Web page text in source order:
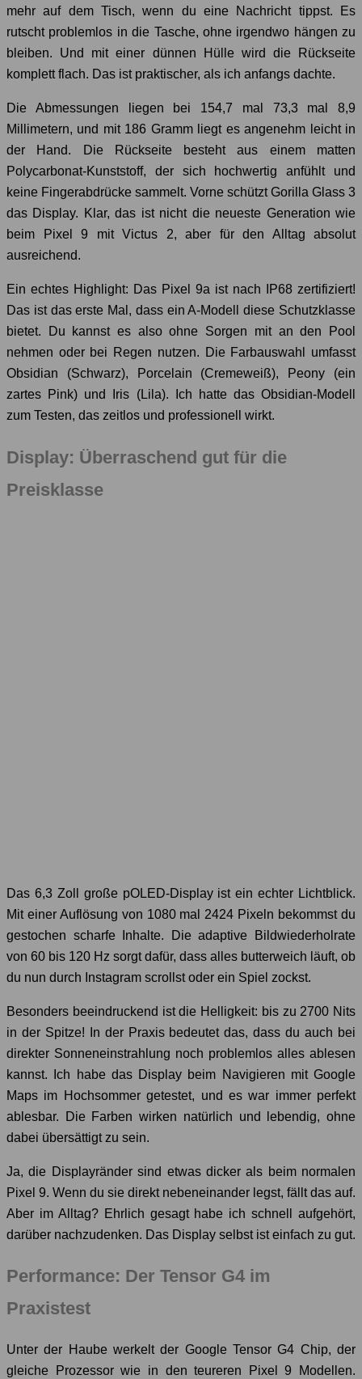
mehr auf dem Tisch, wenn du eine Nachricht tippst. Es
rutscht problemlos in die Tasche, ohne irgendwo hängen zu
bleiben. Und mit einer dünnen Hülle wird die Rückseite
komplett flach. Das ist praktischer, als ich anfangs dachte.
Die Abmessungen liegen bei 154,7 mal 73,3 mal 8,9
Millimetern, und mit 186 Gramm liegt es angenehm leicht in
der Hand. Die Rückseite besteht aus einem matten
Polycarbonat-Kunststoff, der sich hochwertig anfühlt und
keine Fingerabdrücke sammelt. Vorne schützt Gorilla Glass 3
das Display. Klar, das ist nicht die neueste Generation wie
beim Pixel 9 mit Victus 2, aber für den Alltag absolut
ausreichend.
Ein echtes Highlight: Das Pixel 9a ist nach IP68 zertifiziert!
Das ist das erste Mal, dass ein A-Modell diese Schutzklasse
bietet. Du kannst es also ohne Sorgen mit an den Pool
nehmen oder bei Regen nutzen. Die Farbauswahl umfasst
Obsidian (Schwarz), Porcelain (Cremeweiß), Peony (ein
zartes Pink) und Iris (Lila). Ich hatte das Obsidian-Modell
zum Testen, das zeitlos und professionell wirkt.
Display: Überraschend gut für die
Preisklasse
Das 6,3 Zoll große pOLED-Display ist ein echter Lichtblick.
Mit einer Auflösung von 1080 mal 2424 Pixeln bekommst du
gestochen scharfe Inhalte. Die adaptive Bildwiederholrate
von 60 bis 120 Hz sorgt dafür, dass alles butterweich läuft, ob
du nun durch Instagram scrollst oder ein Spiel zockst.
Besonders beeindruckend ist die Helligkeit: bis zu 2700 Nits
in der Spitze! In der Praxis bedeutet das, dass du auch bei
direkter Sonneneinstrahlung noch problemlos alles ablesen
kannst. Ich habe das Display beim Navigieren mit Google
Maps im Hochsommer getestet, und es war immer perfekt
ablesbar. Die Farben wirken natürlich und lebendig, ohne
dabei übersättigt zu sein.
Ja, die Displayränder sind etwas dicker als beim normalen
Pixel 9. Wenn du sie direkt nebeneinander legst, fällt das auf.
Aber im Alltag? Ehrlich gesagt habe ich schnell aufgehört,
darüber nachzudenken. Das Display selbst ist einfach zu gut.
Performance: Der Tensor G4 im
Praxistest
Unter der Haube werkelt der Google Tensor G4 Chip, der
gleiche Prozessor wie in den teureren Pixel 9 Modellen.